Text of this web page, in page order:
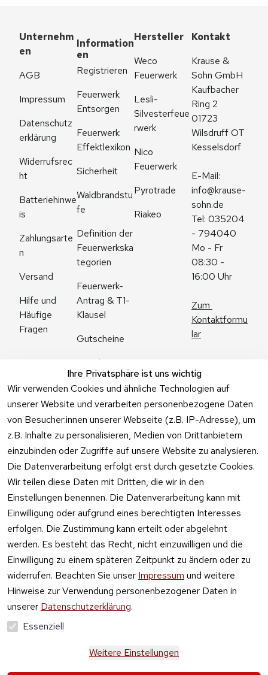
Ihre Privatsphäre ist uns wichtig
Wir verwenden Cookies und ähnliche Technologien auf
unserer Website und verarbeiten personenbezogene Daten
von Besucher:innen unserer Webseite (z.B. IP-Adresse), um
z.B. Inhalte zu personalisieren, Medien von Drittanbietern
einzubinden oder Zugriffe auf unsere Website zu analysieren.
Die Datenverarbeitung erfolgt erst durch gesetzte Cookies.
Wir teilen diese Daten mit Dritten, die wir in den
Einstellungen benennen. Die Datenverarbeitung kann mit
Einwilligung oder aufgrund eines berechtigten Interesses
erfolgen. Die Zustimmung kann erteilt oder abgelehnt
werden. Es besteht das Recht, nicht einzuwilligen und die
Einwilligung zu einem späteren Zeitpunkt zu ändern oder zu
widerrufen. Beachten Sie unser Impressum und weitere
Hinweise zur Verwendung personenbezogener Daten in
unserer Datenschutzerklärung.
Essenziell
Weitere Einstellungen
Unternehm
en
AGB
Impressum
Datenschutz
erklärung
Widerrufsrec
ht
Batteriehinwe
is
Zahlungsarte
n
Versand
Hilfe und
Häufige
Fragen
Information
en
Registrieren
Feuerwerk
Entsorgen
Feuerwerk
Effektlexikon
Sicherheit
Waldbrandstu
fe
Definition der
Feuerwerkska
tegorien
Feuerwerk-
Antrag & T1-
Klausel
Gutscheine
Angebote
Feuerwerk
Online kaufen
Hersteller
Weco
Feuerwerk
Lesli-
Silvesterfeue
rwerk
Nico
Feuerwerk
Pyrotrade
Riakeo
Kontakt
Krause &
Sohn GmbH
Kaufbacher
Ring 2
01723
Wilsdruff OT
Kesselsdorf
info@krause-
sohn.de
Tel: 035204
- 794040
Mo - Fr
08:30 -
16:00 Uhr
Zum
Kontaktformu
lar
Vertrag
widerrufen